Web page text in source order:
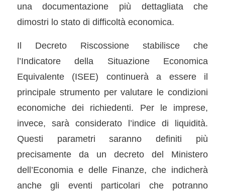
una documentazione più dettagliata che
dimostri lo stato di difficoltà economica.
Il Decreto Riscossione stabilisce che
l’Indicatore della Situazione Economica
Equivalente (ISEE) continuerà a essere il
principale strumento per valutare le condizioni
economiche dei richiedenti. Per le imprese,
invece, sarà considerato l’indice di liquidità.
Questi parametri saranno definiti più
precisamente da un decreto del Ministero
dell’Economia e delle Finanze, che indicherà
anche gli eventi particolari che potranno